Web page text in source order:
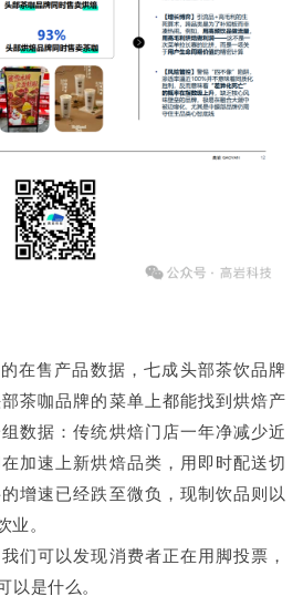
在售产品数据，七成头部茶饮品牌
茶咖品牌的菜单上都能找到烘焙产
数据：传统烘焙门店一年净减少近
加速上新烘焙品类，用即时配送切
增速已经跌至微负，现制饮品则以
。
们可以发现消费者正在用脚投票，
以是什么。